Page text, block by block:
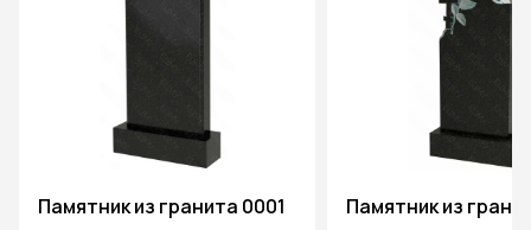
Памятник из гранита 0001